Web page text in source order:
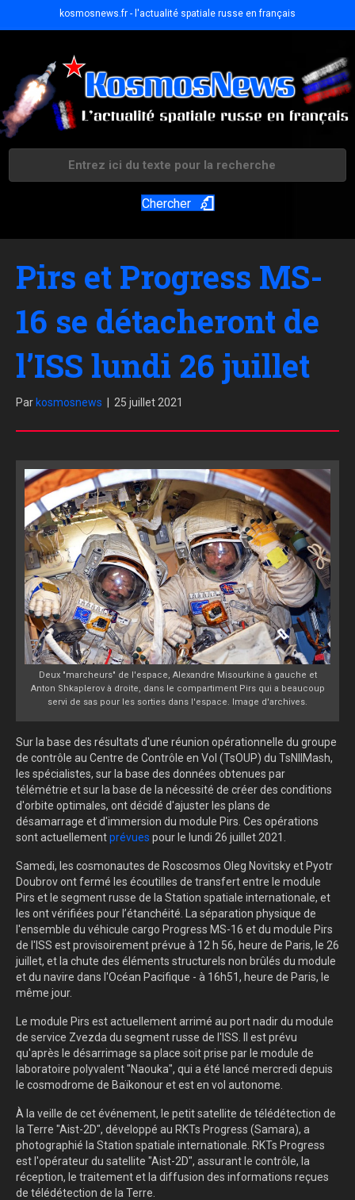
kosmosnews.fr - l'actualité spatiale russe en français
Chercher
Pirs et Progress MS-
16 se détacheront de
l’ISS lundi 26 juillet
Par kosmosnews 25 juillet 2021
Deux "marcheurs" de l'espace, Alexandre Misourkine à gauche et
Anton Shkaplerov à droite, dans le compartiment Pirs qui a beaucoup
servi de sas pour les sorties dans l'espace. Image d'archives.
Sur la base des résultats d'une réunion opérationnelle du groupe
de contrôle au Centre de Contrôle en Vol (TsOUP) du TsNIIMash,
les spécialistes, sur la base des données obtenues par
télémétrie et sur la base de la nécessité de créer des conditions
d'orbite optimales, ont décidé d'ajuster les plans de
désamarrage et d'immersion du module Pirs. Ces opérations
sont actuellementprévues pour le lundi 26 juillet 2021.
Samedi, les cosmonautes de Roscosmos Oleg Novitsky et Pyotr
Doubrov ont fermé les écoutilles de transfert entre le module
Pirs et le segment russe de la Station spatiale internationale, et
les ont vérifiées pour l’étanchéité. La séparation physique de
l'ensemble du véhicule cargo Progress MS-16 et du module Pirs
de l'ISS est provisoirement prévue à 12 h 56, heure de Paris, le 26
juillet, et la chute des éléments structurels non brûlés du module
et du navire dans l'Océan Pacifique - à 16h51, heure de Paris, le
même jour.
Le module Pirs est actuellement arrimé au port nadir du module
de service Zvezda du segment russe de l'ISS. Il est prévu
qu'après le désarrimage sa place soit prise par le module de
laboratoire polyvalent "Naouka", qui a été lancé mercredi depuis
le cosmodrome de Baïkonour et est en vol autonome.
À la veille de cet événement, le petit satellite de télédétection de
la Terre "Aist-2D", développé au RKTs Progress (Samara), a
photographié la Station spatiale internationale. RKTs Progress
est l'opérateur du satellite "Aist-2D", assurant le contrôle, la
réception, le traitement et la diffusion des informations reçues
de télédétection de la Terre.